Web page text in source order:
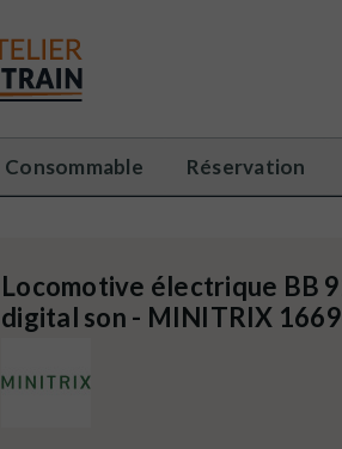
Consommable Réservation
Locomotive électrique BB
digital son - MINITRIX